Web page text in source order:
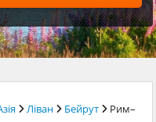
Ліван Бейрут
Рим–